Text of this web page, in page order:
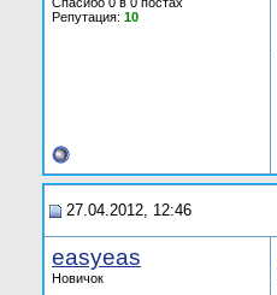
Репутация: 10
27.04.2012, 12:46
easyeas
Новичок